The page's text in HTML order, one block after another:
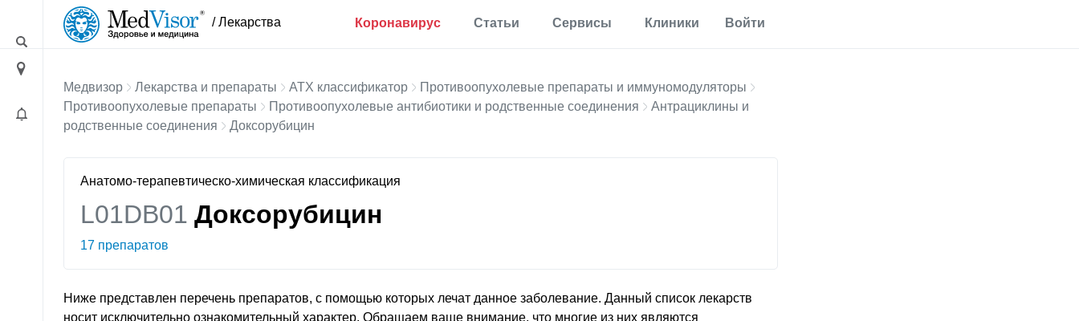
/ Лекарства Коронавирус
информация
Мониторинг
Статьи
Аллергии
Диабет
Новости
Сервисы
Калькулятор для
Клиники Войти
Медвизор Лекарства и препараты АТХ классификатор
Противоопухолевые препараты и иммуномодуляторы
Противоопухолевые препараты
Противоопухолевые антибиотики и родственные соединения
Антрациклины и
родственные соединения
Доксорубицин
Анатомо-терапевтическо-химическая классификация
L01DB01 Доксорубицин
17 препаратов
Ниже представлен перечень препаратов, с помощью которых лечат данное заболевание. Данный список лекарств
носит исключительно ознакомительный характер. Обращаем ваше внимание, что многие из них являются